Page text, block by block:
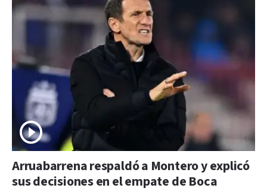
Arruabarrena respaldó a Montero y explicó
sus decisiones en el empate de Boca